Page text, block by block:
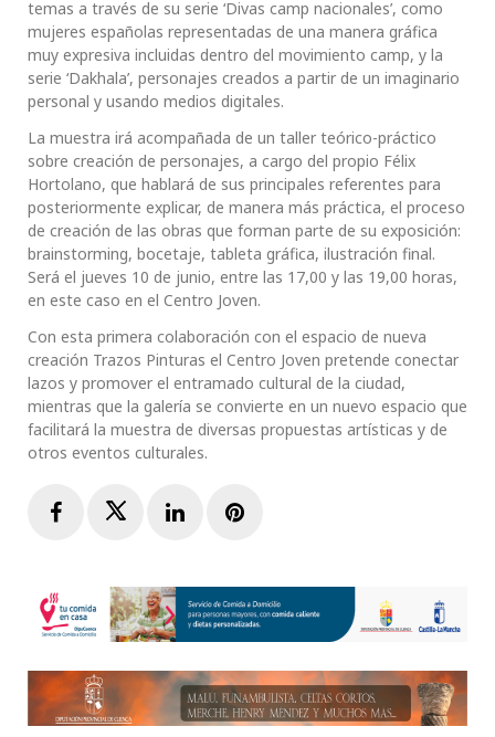
temas a través de su serie ‘Divas camp nacionales’, como
mujeres españolas representadas de una manera gráfica
muy expresiva incluidas dentro del movimiento camp, y la
serie ‘Dakhala’, personajes creados a partir de un imaginario
personal y usando medios digitales.
La muestra irá acompañada de un taller teórico-práctico
sobre creación de personajes, a cargo del propio Félix
Hortolano, que hablará de sus principales referentes para
posteriormente explicar, de manera más práctica, el proceso
de creación de las obras que forman parte de su exposición:
brainstorming, bocetaje, tableta gráfica, ilustración final.
Será el jueves 10 de junio, entre las 17,00 y las 19,00 horas,
en este caso en el Centro Joven.
Con esta primera colaboración con el espacio de nueva
creación Trazos Pinturas el Centro Joven pretende conectar
lazos y promover el entramado cultural de la ciudad,
mientras que la galería se convierte en un nuevo espacio que
facilitará la muestra de diversas propuestas artísticas y de
otros eventos culturales.
FacebookTwitterLinkedInPinterest